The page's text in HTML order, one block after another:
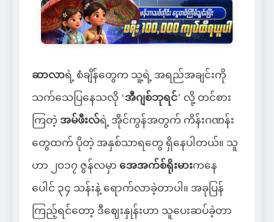
ဆာလာရဲ့ စံချိန်တွေက သူ့ရဲ့ အရည်အချင်းကို
သက်သေပြနေသလို ‘အီဂျစ်ဘုရင်’ လို့ တင်စား
ကြတဲ့ အမ်ဖီးလ်ရဲ့ အိုင်ကွန်အတွက် ကိန်းဂဏန်း
တွေထက် ပိုတဲ့ အနှစ်သာရတွေ ရှိနေပါတယ်။ သူ
ဟာ ၂၀၁၇ ဇွန်လမှာ အေအက်စ်ရိုးမားကနေ
ပေါင် ၃၄ သန်းနဲ့ ရောက်လာခဲ့တာပါ။ အခုပြန်
ကြည့်ရင်တော့ ဒီဈေးနှုန်းဟာ သူပေးဆပ်ခဲ့တာ